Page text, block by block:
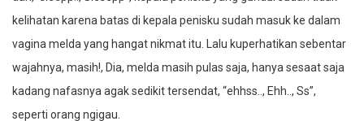
kelihatan karena batas di kepala penisku sudah masuk ke dalam
vagina melda yang hangat nikmat itu. Lalu kuperhatikan sebentar
wajahnya, masih!, Dia, melda masih pulas saja, hanya sesaat saja
kadang nafasnya agak sedikit tersendat, “ehhss.., Ehh.., Ss”,
seperti orang ngigau.